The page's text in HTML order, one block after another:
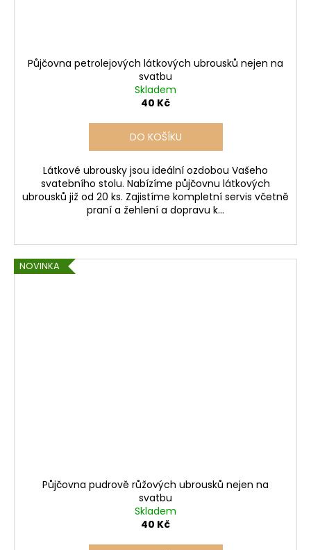
Půjčovna petrolejových látkových ubrousků nejen na
svatbu
Skladem
40 Kč
DO KOŠÍKU
Látkové ubrousky jsou ideální ozdobou Vašeho
svatebního stolu. Nabízíme půjčovnu látkových
ubrousků již od 20 ks. Zajistíme kompletní servis včetně
praní a žehlení a dopravu k...
NOVINKA
Půjčovna pudrově růžových ubrousků nejen na
svatbu
Skladem
40 Kč